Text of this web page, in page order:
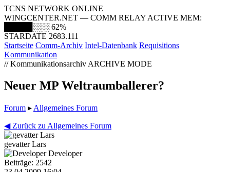
TCNS NETWORK ONLINE
WINGCENTER.NET — COMM RELAY ACTIVE MEM:
█████░░░ 62%
STARDATE 2683.111
Startseite Comm-Archiv Intel-Datenbank Requisitions
Kommunikation
// Kommunikationsarchiv ARCHIVE MODE
Neuer MP Weltraumballerer?
Forum ▸ Allgemeines Forum
◀ Zurück zu Allgemeines Forum
gevatter Lars
Developer
Beiträge: 2542